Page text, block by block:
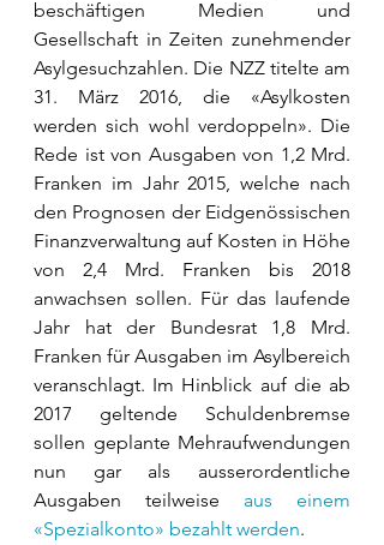
beschäftigen Medien und
Gesellschaft in Zeiten zunehmender
Asylgesuchzahlen. Die NZZ titelte am
31. März 2016, die «Asylkosten
werden sich wohl verdoppeln». Die
Rede ist von Ausgaben von 1,2 Mrd.
Franken im Jahr 2015, welche nach
den Prognosen der Eidgenössischen
Finanzverwaltung auf Kosten in Höhe
von 2,4 Mrd. Franken bis 2018
anwachsen sollen. Für das laufende
Jahr hat der Bundesrat 1,8 Mrd.
Franken für Ausgaben im Asylbereich
veranschlagt. Im Hinblick auf die ab
2017 geltende Schuldenbremse
sollen geplante Mehraufwendungen
nun gar als ausserordentliche
Ausgaben teilweise aus einem
«Spezialkonto» bezahlt werden.